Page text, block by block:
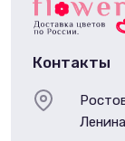
Контакты